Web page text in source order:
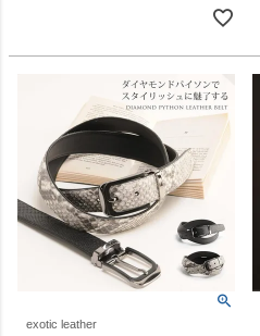
exotic leather